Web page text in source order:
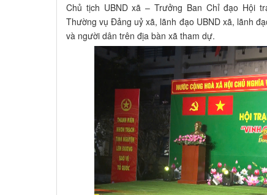
Chủ tịch UBND xã – Trưởng Ban Chỉ đạo Hội
Thường vụ Đảng uỷ xã, lãnh đạo UBND xã, lãnh
và người dân trên địa bàn xã tham dự.